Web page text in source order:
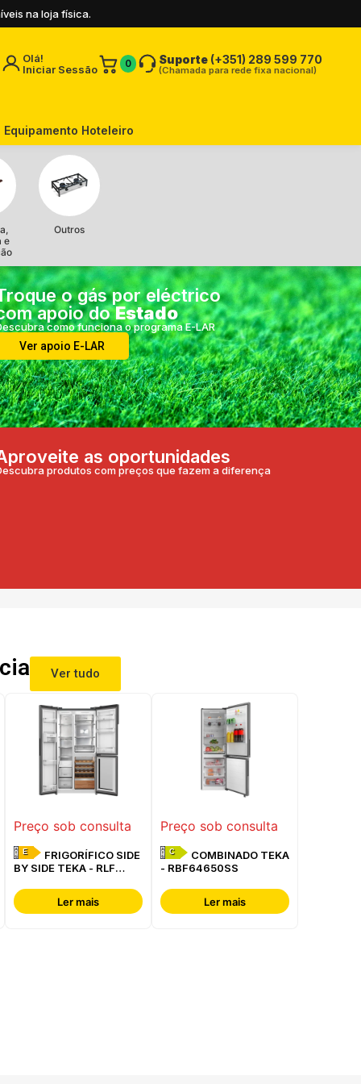
na loja física.
Olá!
Iniciar Sessão
0 Suporte (+351) 289 599 770
(Chamada para rede fixa nacional)
Equipamento Hoteleiro
e
Outros
o gás por eléctrico
apoio doEstado
como funciona o programa E-LAR
Ver apoio E-LAR
as oportunidades
produtos com preços que fazem a diferença
Ver tudo
Preço sob consulta
E
BY SIDE TEKA - RLF
Ler mais
Preço sob consulta
C
- RBF64650SS
Ler mais